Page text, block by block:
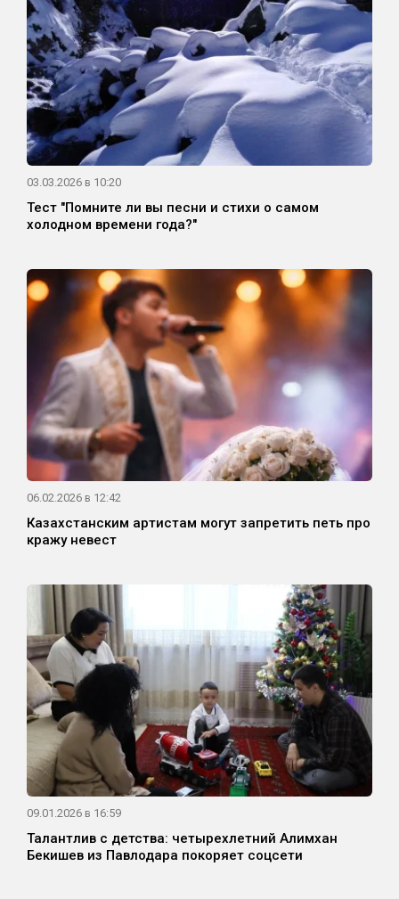
03.03.2026 в 10:20
Тест "Помните ли вы песни и стихи о самом
холодном времени года?"
06.02.2026 в 12:42
Казахстанским артистам могут запретить петь про
кражу невест
09.01.2026 в 16:59
Талантлив с детства: четырехлетний Алимхан
Бекишев из Павлодара покоряет соцсети